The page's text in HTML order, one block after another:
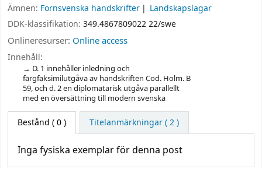
Ämnen: Fornsvenska handskrifter
Landskapslagar
DDK-klassifikation: 349.4867809022 22/swe
Onlineresurser: Online access
Innehåll:
D. 1 innehåller inledning och
färgfaksimilutgåva av handskriften Cod. Holm. B
59, och d. 2 en diplomatarisk utgåva parallellt
med en översättning till modern svenska
Bestånd ( 0 ) Titelanmärkningar ( 2 )
Inga fysiska exemplar för denna post